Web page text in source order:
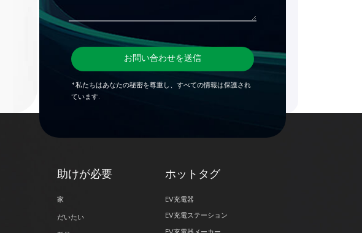
お問い合わせを送信
*私たちはあなたの秘密を尊重し、すべての情報は保護され
ています.
助けが必要
家
だいたい
ホットタグ
EV充電器
EV充電ステーション